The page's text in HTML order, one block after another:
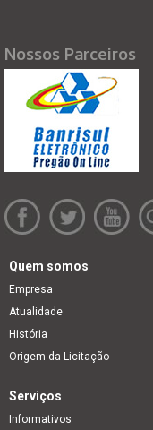
Nossos Parceiros
Quem somos
Empresa
Atualidade
História
Origem da Licitação
Serviços
Informativos